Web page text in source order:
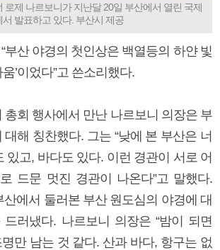
로제 나르보니가 지난달 20일 부산에서 열린 국제
발표하고 있다. 부산시 제공
부산 야경의 첫인상은 백열등의 하얀 빛
’이었다”고 쓴소리했다.
총회 행사에서 만난 나르보니 의장은 부
해 칭찬했다. 그는 “낮에 본 부산은 너
있고, 바다도 있다. 이런 경관이 서로 어
드문 멋진 경관이 나온다”고 말했다.
산에서 둘러본 부산 원도심의 야경에 대
러냈다. 나르보니 의장은 “밤이 되면
만 남는 것 같다. 산과 바다, 항구는 없